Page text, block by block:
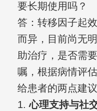
要长期使用吗？
答：转移因子起
而异，目前尚无
助治疗，是否需
嘱，根据病情评估
给患者的两点建议
1.心理支持与社